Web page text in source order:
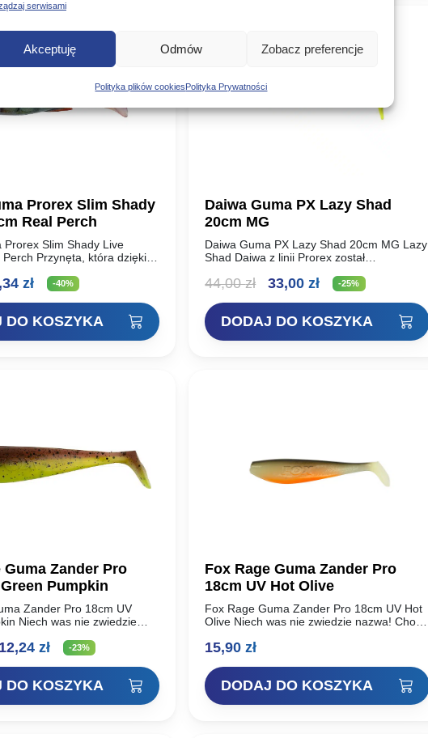
serwisami
Akceptuję Odmów Zobacz preferencje
Polityka plików cookiesPolityka Prywatności
Prorex Slim Shady
Real Perch
Prorex Slim Shady Live
Perch Przynęta, która dzięki
uwagę
złAktualna
cena
wynosi:
-40%
DO KOSZYKA
Daiwa Guma PX Lazy Shad
20cm MG
Daiwa Guma PX Lazy Shad 20cm MG Lazy
Shad Daiwa z linii Prorex został
Scandinavia. Przynęta ta zaczyna
44,00zł
Pierwotna
cena
wynosiła:
33,00złAktualna
cena
wynosi:
-25%
DODAJ DO KOSZYKA
Guma Zander Pro
Pumpkin
Zander Pro 18cm UV
Niech was nie zwiedzie
na sandacze, to…
12,24 złAktualna
cena
wynosi:
-23%
DO KOSZYKA
Fox Rage Guma Zander Pro
18cm UV Hot Olive
Fox Rage Guma Zander Pro 18cm UV Hot
Olive Niech was nie zwiedzie nazwa! Choć
przynętą na sandacze, to…
15,90zł
DODAJ DO KOSZYKA